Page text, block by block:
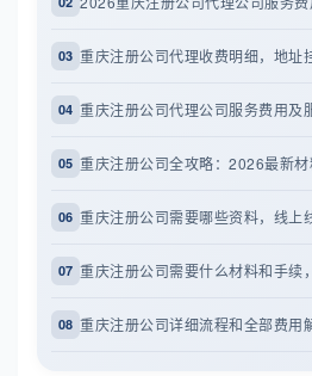
03 重庆注册公司代理收费明细，地址
04 重庆注册公司代理公司服务费用及
05 重庆注册公司全攻略：2026最新
06 重庆注册公司需要哪些资料，线上
07 重庆注册公司需要什么材料和手续
08 重庆注册公司详细流程和全部费用